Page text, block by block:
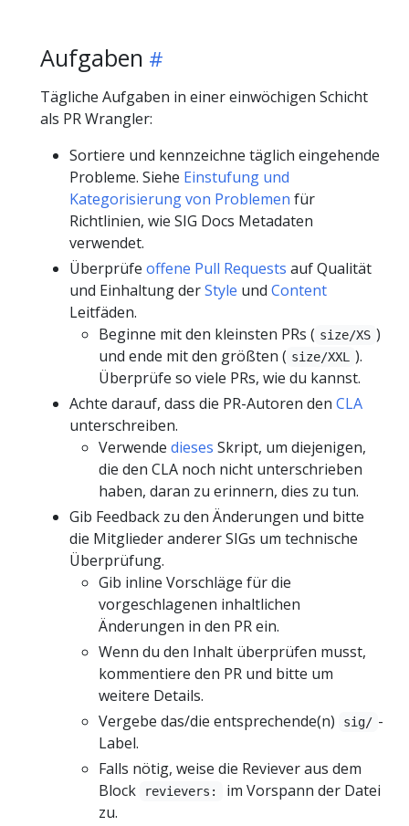
Aufgaben
Tägliche Aufgaben in einer einwöchigen Schicht
als PR Wrangler:
Sortiere und kennzeichne täglich eingehende
Probleme. Siehe Einstufung und
Kategorisierung von Problemen für
Richtlinien, wie SIG Docs Metadaten
verwendet.
Überprüfe offene Pull Requests auf Qualität
und Einhaltung derStyle und Content
Leitfäden.
Beginne mit den kleinsten PRs ( size/XS )
und ende mit den größten ( size/XXL
).
Überprüfe so viele PRs, wie du kannst.
Achte darauf, dass die PR-Autoren den CLA
unterschreiben.
Verwende dieses Skript, um diejenigen,
die den CLA noch nicht unterschrieben
haben, daran zu erinnern, dies zu tun.
Gib Feedback zu den Änderungen und bitte
die Mitglieder anderer SIGs um technische
Überprüfung.
Gib inline Vorschläge für die
vorgeschlagenen inhaltlichen
Änderungen in den PR ein.
Wenn du den Inhalt überprüfen musst,
kommentiere den PR und bitte um
weitere Details.
Vergebe das/die entsprechende(n)
sig/ -
Label.
Falls nötig, weise die Reviever aus dem
Block
revievers:
im Vorspann der Datei
zu.